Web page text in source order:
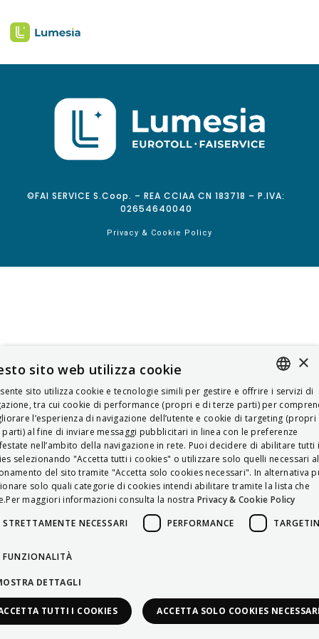
©FAI SERVICE S.Coop. – REA CCIAA CN 183718 – P.IVA:
02654640040
Privacy & Cookie Policy
ITALIAN
ENGLISH
FRENCH
HUNGARIAN
DEUTSCH
POLSKI
×
sito web utilizza cookie
sito utilizza cookie e tecnologie simili per gestire e offrire i servizi di
tra cui cookie di performance (propri e di terze parti) per
l’esperienza di navigazione dell’utente e cookie di targeting (propri
parti) al fine di inviare messaggi pubblicitari in linea con le preferenze
nell’ambito della navigazione in rete. Puoi decidere di abilitare tutti i
selezionando "Accetta tutti i cookies" o utilizzare solo quelli necessari al
del sito tramite "Accetta solo cookies necessari". In alternativa
solo quali categorie di cookies intendi abilitare tramite la lista che
maggiori informazioni consulta la nostra Privacy & Cookie Policy
STRETTAMENTE NECESSARI
PERFORMANCE
FUNZIONALITÀ
DETTAGLI
TUTTI I COOKIES ACCETTA SOLO COOKIES